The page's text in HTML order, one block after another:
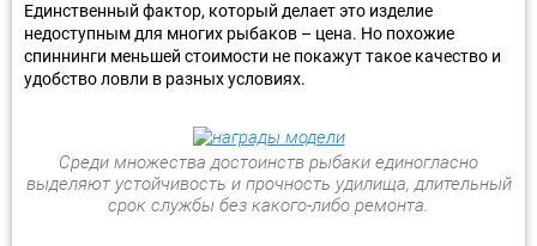
Единственный фактор, который делает это изделие
недоступным для многих рыбаков – цена. Но похожие
спиннинги меньшей стоимости не покажут такое качество и
удобство ловли в разных условиях.
Среди множества достоинств рыбаки единогласно
выделяют устойчивость и прочность удилища, длительный
срок службы без какого-либо ремонта.